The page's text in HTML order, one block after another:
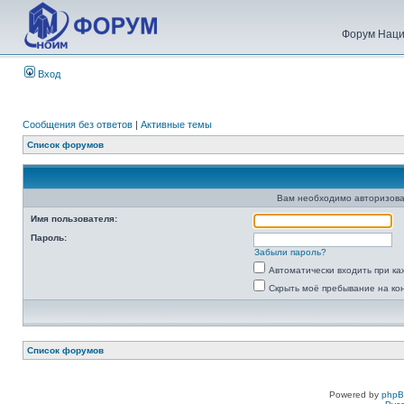
Форум
Вход
Сообщения без ответов | Активные темы
Список форумов
Вам необходимо
Имя пользователя:
Пароль:
Забыли пароль?
Автоматически входить при
Скрыть моё пребывание на
Список форумов
Powered by